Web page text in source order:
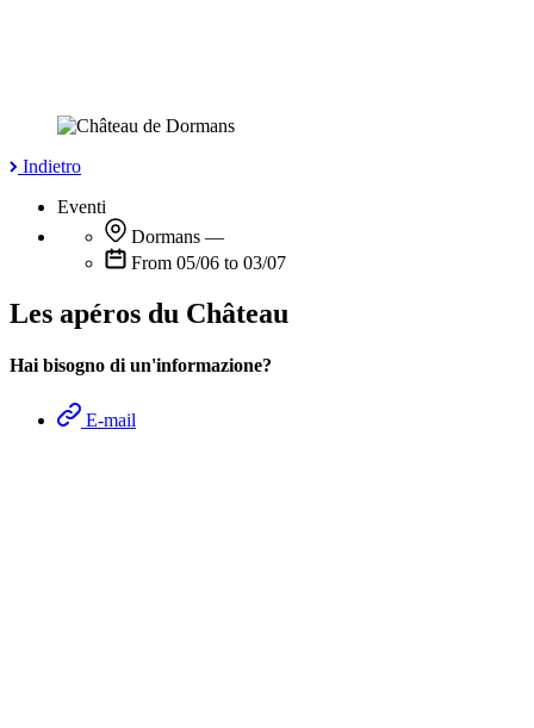
Indietro
Eventi
Dormans —
From 05/06 to 03/07
Les apéros du Château
Hai bisogno di un'informazione?
E-mail